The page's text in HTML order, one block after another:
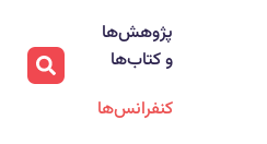
پژوهش‌ها
و کتاب‌ها
کنفرانس‌ها